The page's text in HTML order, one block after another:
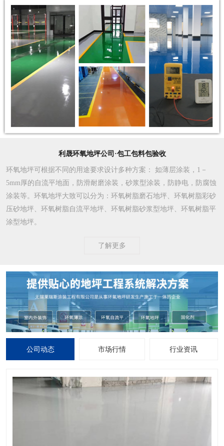
利晟环氧地坪公司·包工包料包验收
环氧地坪可根据不同的用途要求设计多种方案 ： 如薄层涂装，1－
5mm厚的自流平地面，防滑耐磨涂装，砂浆型涂装，防静电，防腐蚀
涂装等。环氧地坪大致可以分为：环氧树脂磨石地坪、环氧树脂彩砂
压砂地坪、环氧树脂自流平地坪、环氧树脂砂浆型地坪、环氧树脂平
涂型地坪。
了解更多
公司动态 市场行情 行业资讯